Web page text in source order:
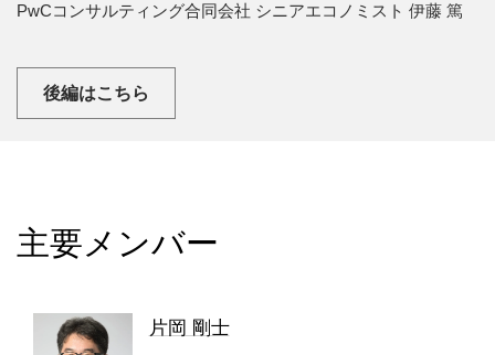
PwCコンサルティング合同会社 シニアエコノミスト 伊藤 篤
後編はこちら
主要メンバー
片岡 剛士